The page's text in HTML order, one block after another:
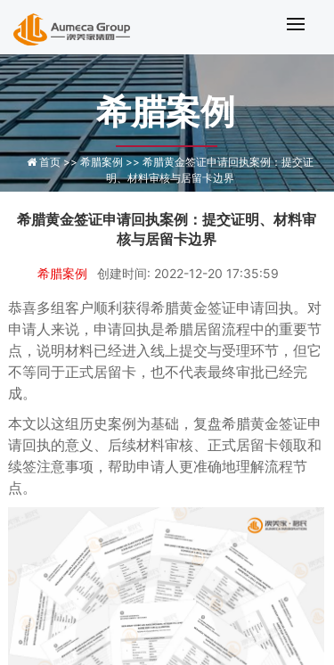
希腊黄金签证申请回执案例
首页 >>希腊案例 >> 希腊黄金签证申请回执案例：提交证
明、材料审核与居留卡边界
希腊案例
希腊黄金签证申请回执案例：提交证明、材料审
核与居留卡边界
创建时间: 2022-12-20 17:35:59
希腊案例
恭喜多组客户顺利获得希腊黄金签证申请回执。对
申请人来说，申请回执是希腊居留流程中的重要节
点，说明材料已经进入线上提交与受理环节，但它
不等同于正式居留卡，也不代表最终审批已经完
成。
本文以这组历史案例为基础，复盘希腊黄金签证申
请回执的意义、后续材料审核、正式居留卡领取和
续签注意事项，帮助申请人更准确地理解流程节
点。